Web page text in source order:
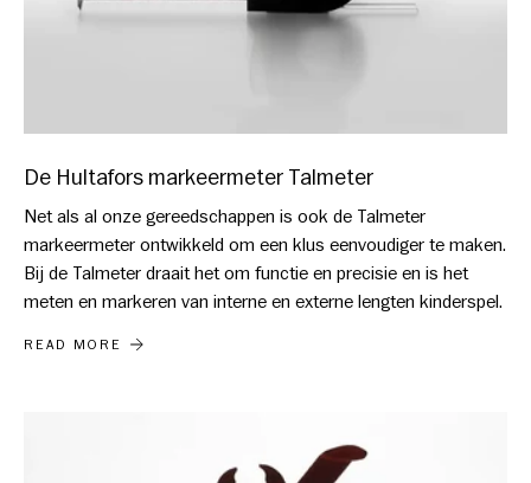
De Hultafors markeermeter Talmeter
Net als al onze gereedschappen is ook de Talmeter
markeermeter ontwikkeld om een klus eenvoudiger te maken.
Bij de Talmeter draait het om functie en precisie en is het
meten en markeren van interne en externe lengten kinderspel.
DE HULTAFORS MARKEERMETER TALMETER
READ MORE